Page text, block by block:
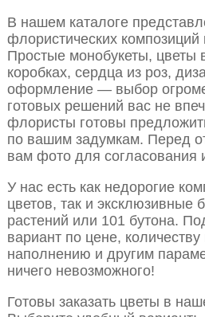
В нашем каталоге
флористических
Простые монобукеты, цветы
коробках, сердца из роз,
оформление — выбор
готовых решений вас не
флористы готовы
по вашим задумкам. Перед
вам фото для согласования
У нас есть как недорогие
цветов, так и эксклюзивные
растений или 101 бутона.
вариант по цене, количеству
наполнению и другим
ничего невозможного!
Готовы заказать цветы в